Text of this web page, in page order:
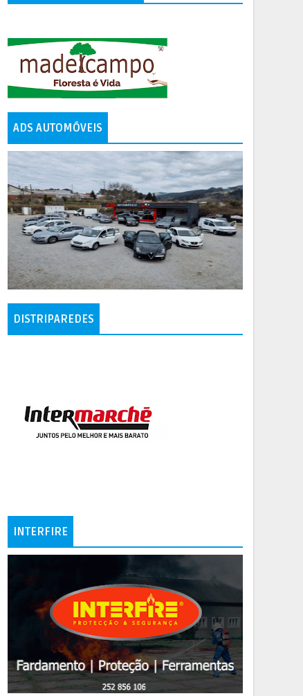
ADS AUTOMÓVEIS
DISTRIPAREDES
INTERFIRE